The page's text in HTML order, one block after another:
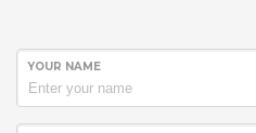
YOUR NAME